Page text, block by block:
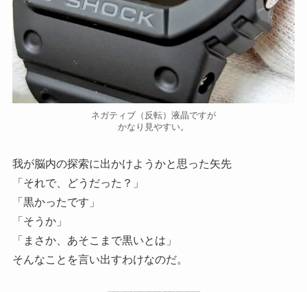
ネガティブ（反転）液晶ですが
かなり見やすい。
我が脳内の探索に出かけようかと思った矢先
「それで、どうだった？」
「黒かったです」
「そうか」
「まさか、あそこまで黒いとは」
そんなことを言い出すわけなのだ。